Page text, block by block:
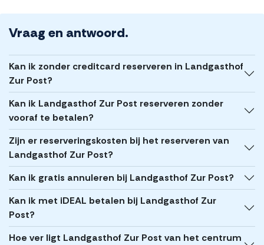
Vraag en antwoord.
Kan ik zonder creditcard reserveren in Landgasthof
Zur Post?
Kan ik Landgasthof Zur Post reserveren zonder
vooraf te betalen?
Zijn er reserveringskosten bij het reserveren van
Landgasthof Zur Post?
Kan ik gratis annuleren bij Landgasthof Zur Post?
Kan ik met iDEAL betalen bij Landgasthof Zur
Post?
Hoe ver ligt Landgasthof Zur Post van het centrum